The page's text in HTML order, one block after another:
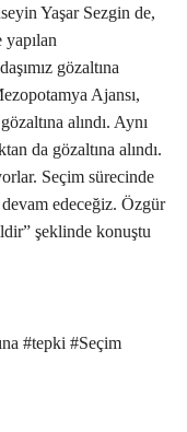
Yaşar Sezgin de,
gözaltına
Ajansı,
alındı. Aynı
da gözaltına alındı.
Seçim sürecinde
devam edeceğiz. Özgür
şeklinde konuştu
#tepki #Seçim